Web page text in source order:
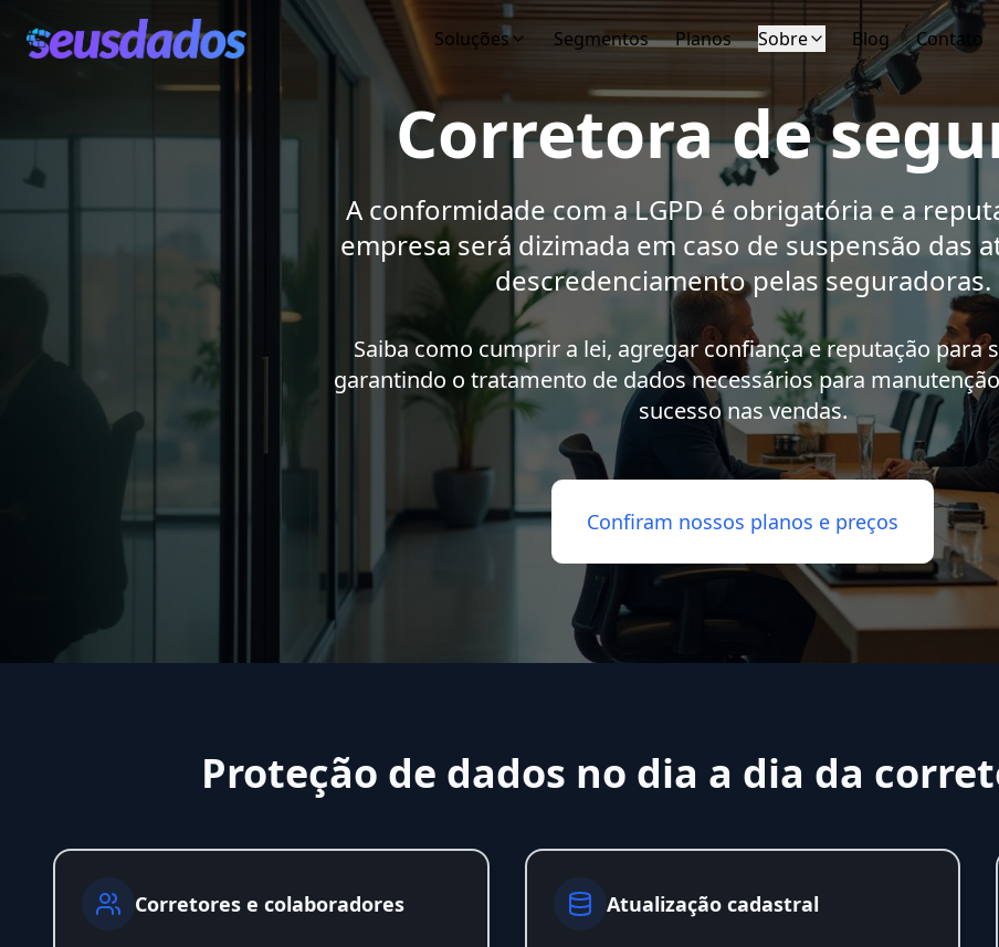
Soluções Segmentos Planos Sobre Blog Contato
Corretora de
A conformidade com a LGPD é obrigatória e a
empresa será dizimada em caso de suspensão das
descredenciamento pelas seguradoras.
Saiba como cumprir a lei, agregar confiança e reputação para
garantindo o tratamento de dados necessários para
sucesso nas vendas.
Confiram nossos planos e preços
Proteção de dados no dia a dia da
Corretores e colaboradores Atualização cadastral